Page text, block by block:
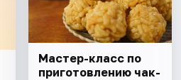
Мастер-класс по
приготовлению чак-